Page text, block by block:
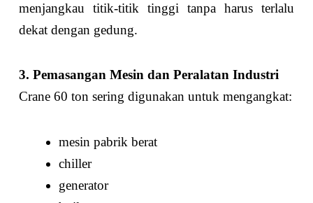
menjangkau titik-titik tinggi tanpa harus terlalu
dekat dengan gedung.
3. Pemasangan Mesin dan Peralatan Industri
Crane 60 ton sering digunakan untuk mengangkat:
mesin pabrik berat
chiller
generator